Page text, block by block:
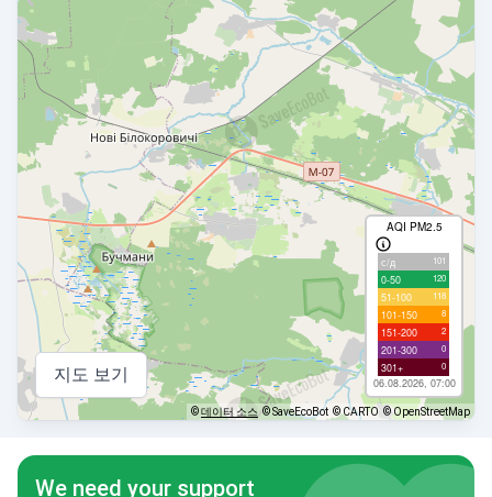
AQI PM2.5
с/д 101
0-50 120
51-100 118
101-150 8
151-200 2
201-300 0
301+ 0
06.08.2026, 07:00
지도 보기
©데이터 소스 © SaveEcoBot © CARTO © OpenStreetMap
We need your support